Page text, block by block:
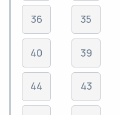
36
40
44
35
39
43